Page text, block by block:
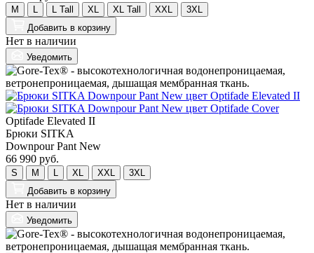
M L Tall XL XL Tall XXL
3XL
Добавить в корзину
Нет в наличии
Уведомить
Optifade Elevated II
Брюки SITKA
Downpour Pant New
66 990 руб.
S M XL XXL
3XL
Добавить в корзину
Нет в наличии
Уведомить